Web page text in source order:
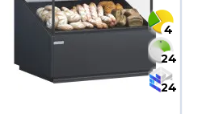
4
24
24